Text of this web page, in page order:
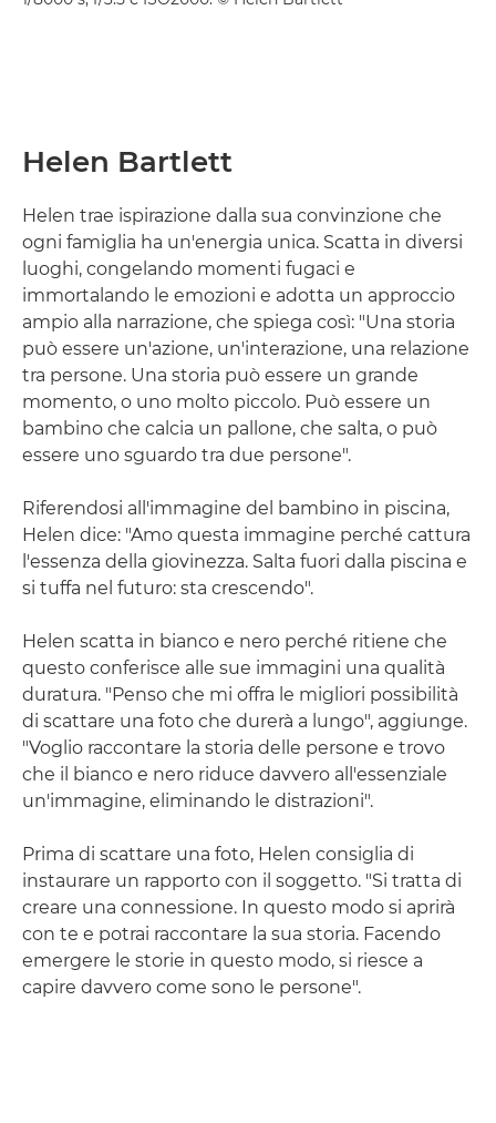
Helen Bartlett
Helen trae ispirazione dalla sua convinzione che
ogni famiglia ha un'energia unica. Scatta in diversi
luoghi, congelando momenti fugaci e
immortalando le emozioni e adotta un approccio
ampio alla narrazione, che spiega così: "Una storia
può essere un'azione, un'interazione, una relazione
tra persone. Una storia può essere un grande
momento, o uno molto piccolo. Può essere un
bambino che calcia un pallone, che salta, o può
essere uno sguardo tra due persone".
Riferendosi all'immagine del bambino in piscina,
Helen dice: "Amo questa immagine perché cattura
l'essenza della giovinezza. Salta fuori dalla piscina e
si tuffa nel futuro: sta crescendo".
Helen scatta in bianco e nero perché ritiene che
questo conferisce alle sue immagini una qualità
duratura. "Penso che mi offra le migliori possibilità
di scattare una foto che durerà a lungo", aggiunge.
"Voglio raccontare la storia delle persone e trovo
che il bianco e nero riduce davvero all'essenziale
un'immagine, eliminando le distrazioni".
Prima di scattare una foto, Helen consiglia di
instaurare un rapporto con il soggetto. "Si tratta di
creare una connessione. In questo modo si aprirà
con te e potrai raccontare la sua storia. Facendo
emergere le storie in questo modo, si riesce a
capire davvero come sono le persone".